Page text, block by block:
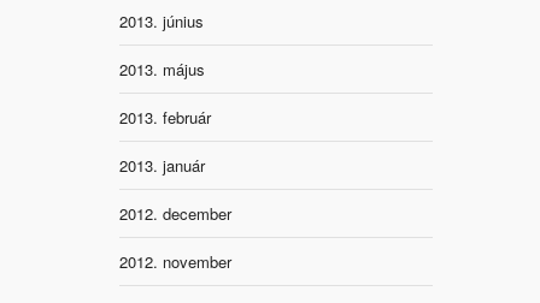
2013. június
2013. május
2013. február
2013. január
2012. december
2012. november